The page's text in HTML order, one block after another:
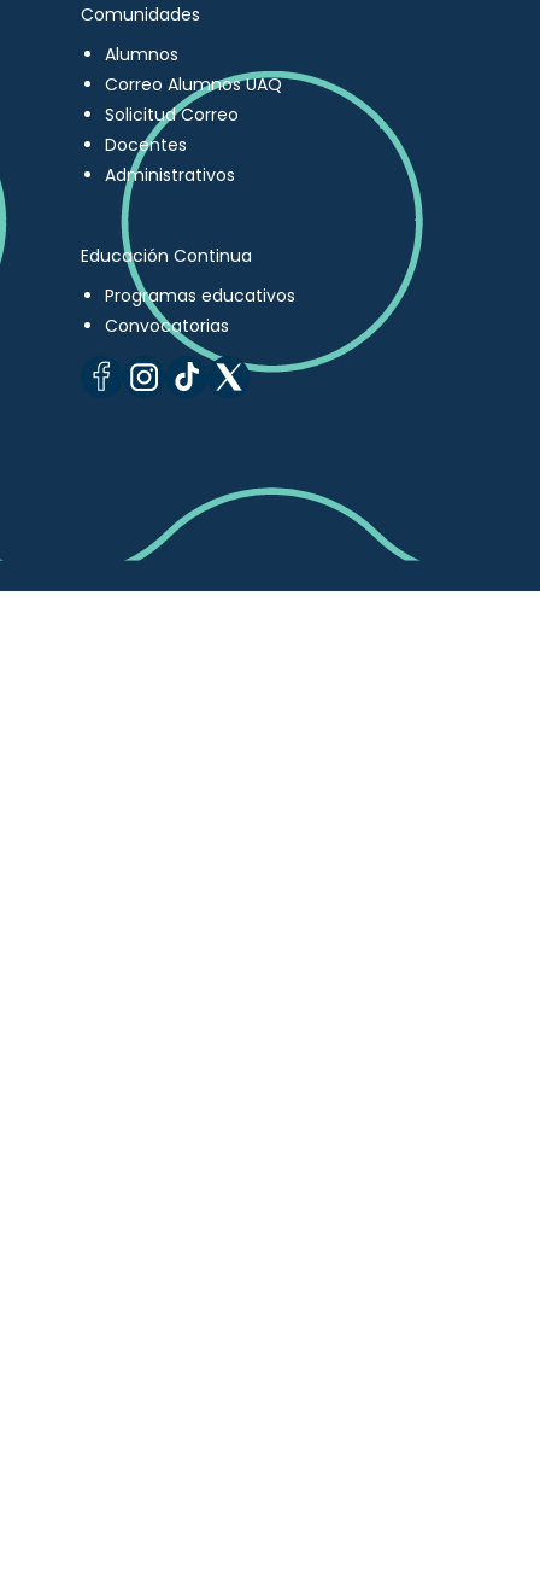
Comunidades
Alumnos
Correo Alumnos UAQ
Solicitud Correo
Docentes
Administrativos
Educación Continua
Programas educativos
Convocatorias